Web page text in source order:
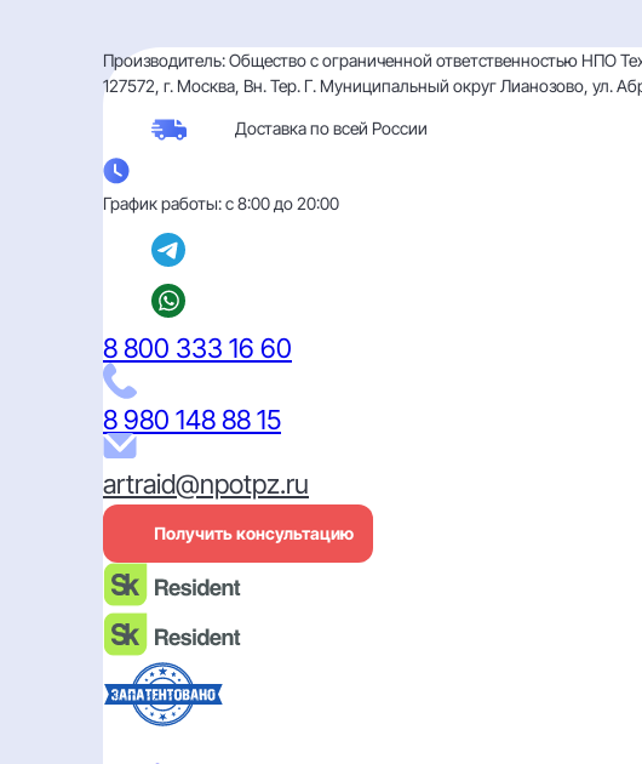
ПАГИНАЦИЯ
ЗАПИСЕЙ
Производитель: Общество с ограниченной ответственностью НПО
127572, г. Москва, Вн. Тер. Г. Муниципальный округ Лианозово, ул.
Доставка повсей России
График работы: с 8:00 до 20:00
8 800 333 16 60
8 980 148 88 15
artraid@npotpz.ru
Получить консультацию